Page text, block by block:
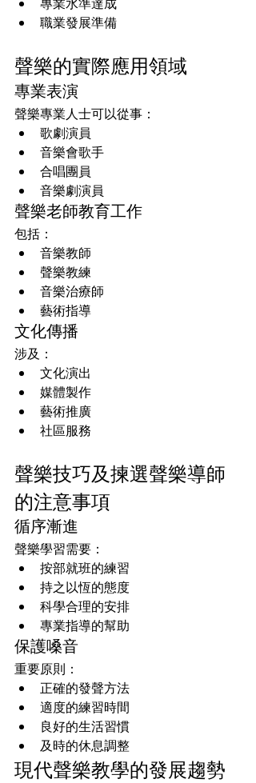
職業發展準備
聲樂的實際應用領域
專業表演
聲樂專業人士可以從事：
歌劇演員
音樂會歌手
合唱團員
音樂劇演員
聲樂老師教育工作
包括：
音樂教師
聲樂教練
音樂治療師
藝術指導
文化傳播
涉及：
文化演出
媒體製作
藝術推廣
社區服務
聲樂技巧及揀選聲樂導師
的注意事項
循序漸進
聲樂學習需要：
按部就班的練習
持之以恆的態度
科學合理的安排
專業指導的幫助
保護嗓音
重要原則：
正確的發聲方法
適度的練習時間
良好的生活習慣
及時的休息調整
現代聲樂教學的發展趨勢